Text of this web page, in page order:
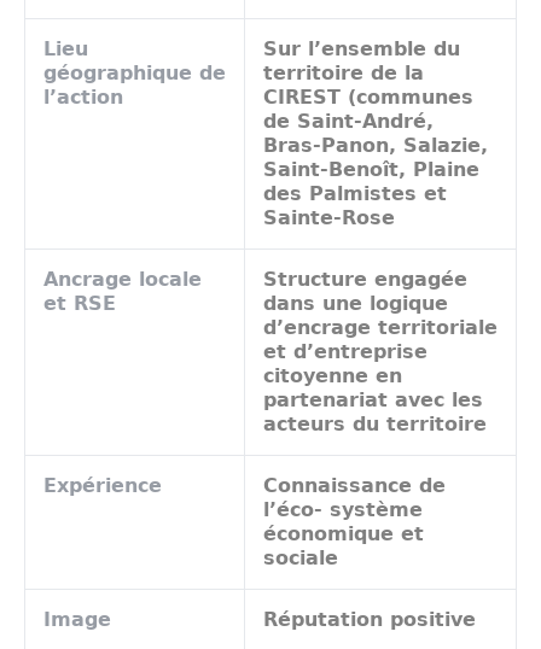
Lieu
géographique de
l’action
Sur l’ensemble du
territoire de la
CIREST (communes
de Saint-André,
Bras-Panon, Salazie,
Saint-Benoît, Plaine
des Palmistes et
Sainte-Rose
Ancrage locale
et RSE
Structure engagée
dans une logique
d’encrage territoriale
et d’entreprise
citoyenne en
partenariat avec les
acteurs du territoire
Expérience
Connaissance de
l’éco- système
économique et
sociale
Image Réputation positive